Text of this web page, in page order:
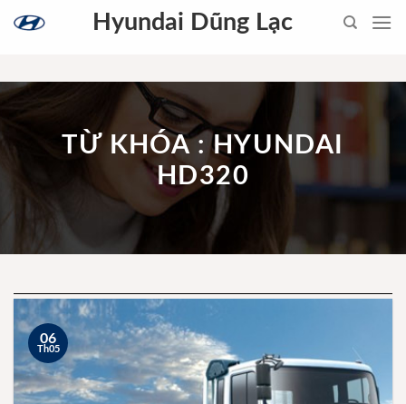
Hyundai Dũng Lạc
TỪ KHÓA : HYUNDAI
HD320
06
Th05